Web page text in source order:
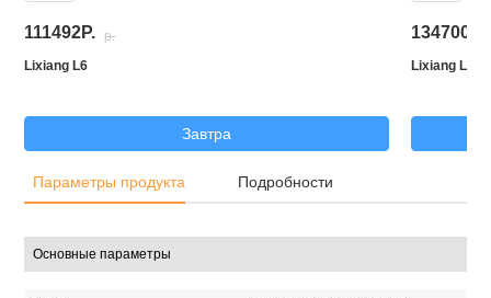
111492P.
p.
Lixiang L6
Завтра
134700P.
Lixiang L7
Основные параметры
Параметры продукта Подробности